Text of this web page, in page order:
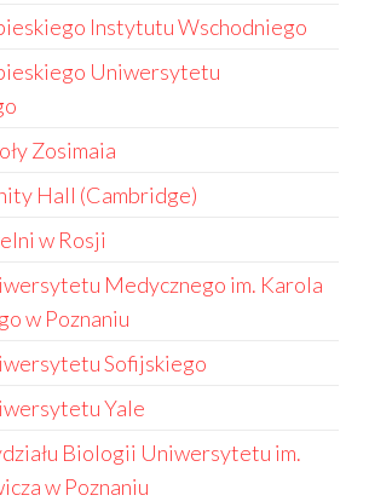
Instytutu Wschodniego
Uniwersytetu
Zosimaia
Hall (Cambridge)
w Rosji
Medycznego im. Karola
w Poznaniu
Sofijskiego
Yale
Biologii Uniwersytetu im.
w Poznaniu